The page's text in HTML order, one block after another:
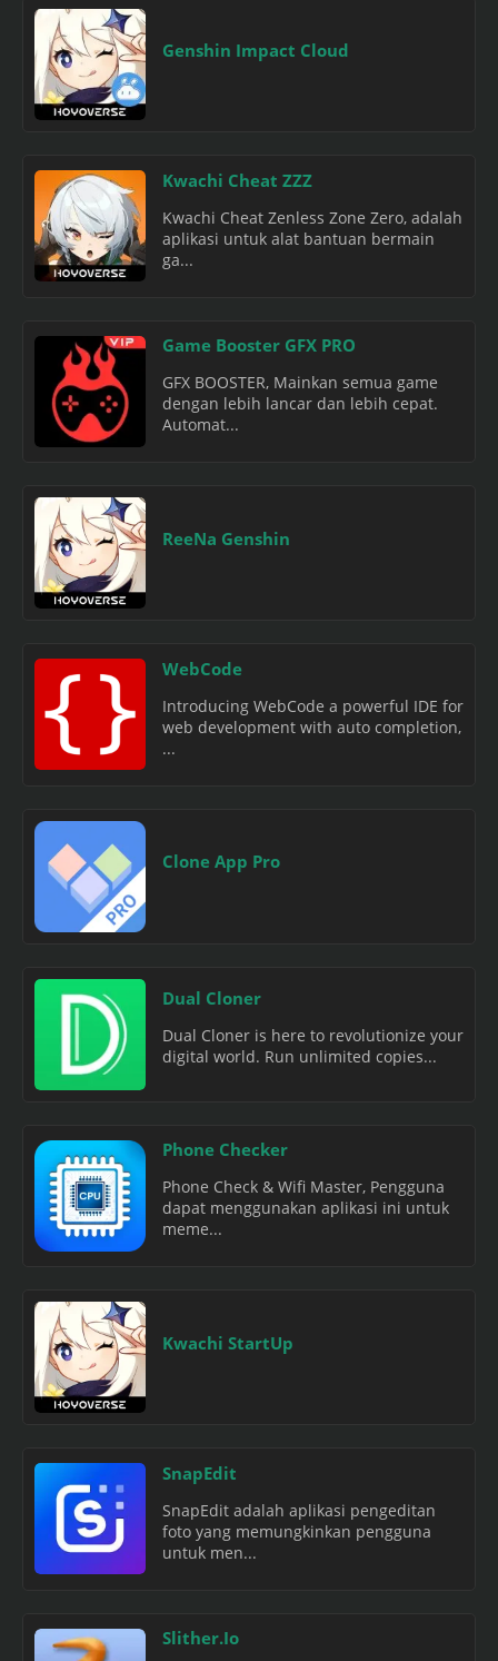
Genshin Impact Cloud
Kwachi Cheat ZZZ
Kwachi Cheat Zenless Zone Zero, adalah
aplikasi untuk alat bantuan bermain
ga...
Game Booster GFX PRO
GFX BOOSTER, Mainkan semua game
dengan lebih lancar dan lebih cepat.
Automat...
ReeNa Genshin
WebCode
Introducing WebCode a powerful IDE for
web development with auto completion,
...
Clone App Pro
Dual Cloner
Dual Cloner is here to revolutionize your
digital world. Run unlimited copies...
Phone Checker
Phone Check & Wifi Master, Pengguna
dapat menggunakan aplikasi ini untuk
meme...
Kwachi StartUp
SnapEdit
SnapEdit adalah aplikasi pengeditan
foto yang memungkinkan pengguna
untuk men...
Slither.Io